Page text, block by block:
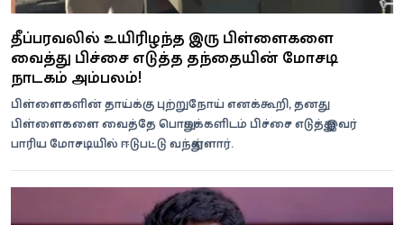
தீப்பரவலில் உயிரிழந்த இரு பிள்ளைகளை
வைத்து பிச்சை எடுத்த தந்தையின் மோசடி
நாடகம் அம்பலம்!
பிள்ளைகளின் தாய்க்கு புற்றுநோய் எனக்கூறி, தனது
பிள்ளைகளை வைத்தே பொதுமக்களிடம் பிச்சை எடுத்து இவர்
பாரிய மோசடியில் ஈடுபட்டு வந்துள்ளார்.